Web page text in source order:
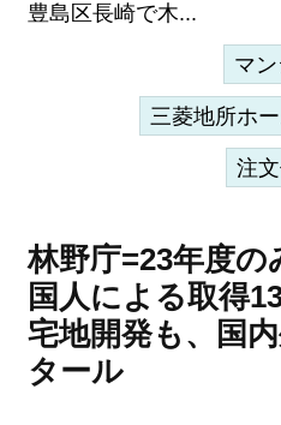
豊島区長崎で木...
マ
三菱地所ホ
注
林野庁=23年度
国人による取得
宅地開発も、国
タール